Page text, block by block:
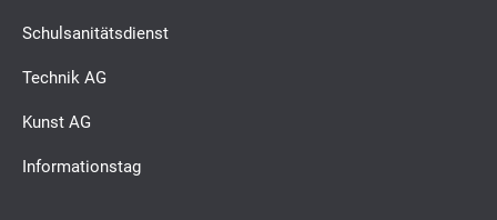
Schulsanitätsdienst
Technik AG
Kunst AG
Informationstag